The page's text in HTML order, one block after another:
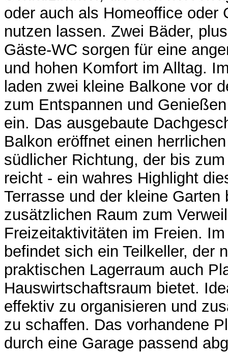
oder auch als Homeoffice oder
nutzen lassen. Zwei Bäder,
Gäste-WC sorgen für eine
und hohen Komfort im Alltag.
laden zwei kleine Balkone vor
zum Entspannen und
ein. Das ausgebaute
Balkon eröffnet einen
südlicher Richtung, der bis
reicht - ein wahres Highlight
Terrasse und der kleine Garten
zusätzlichen Raum zum
Freizeitaktivitäten im Freien.
befindet sich ein Teilkeller, der
praktischen Lagerraum auch
Hauswirtschaftsraum bietet.
effektiv zu organisieren und
zu schaffen. Das vorhandene
durch eine Garage passend